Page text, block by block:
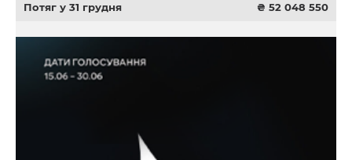
Потяг у 31 грудня ₴ 52 048 550